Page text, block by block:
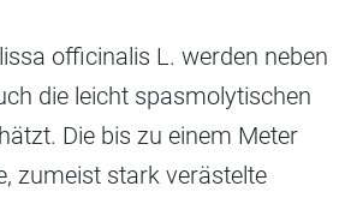
officinalis L. werden neben
die leicht spasmolytischen
Die bis zu einem Meter
zumeist stark verästelte